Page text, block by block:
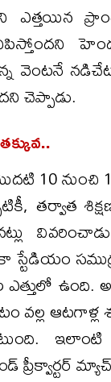
ఎత్తయిన
వెంటనే
చెప్పాడు.
10 నుంచి
తర్వాత
స్టేడియం
ఎత్తులో
వల్ల
ఇలాంటి
ప్రీక్వార్టర్